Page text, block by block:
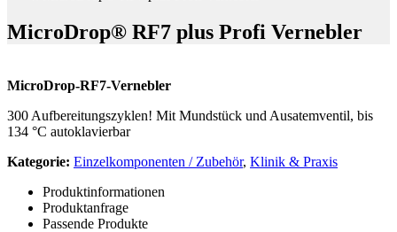
MicroDrop® RF7 plus Profi Vernebler
MicroDrop-RF7-Vernebler
300 Aufbereitungszyklen! Mit Mundstück und Ausatemventil, bis
134 °C autoklavierbar
Kategorie: Einzelkomponenten / Zubehör, Klinik & Praxis
Produktinformationen
Produktanfrage
Passende Produkte